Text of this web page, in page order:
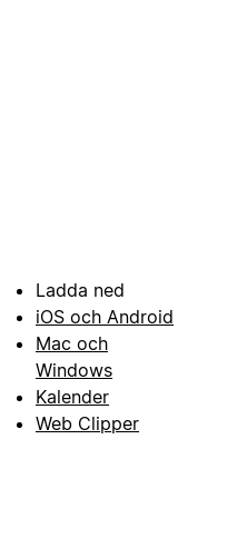
Ladda ned
iOS och Android
Mac och
Windows
Kalender
Web Clipper